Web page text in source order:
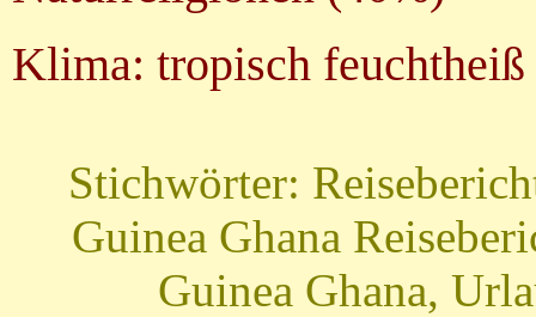
Klima: tropisch feuchtheiß
Stichwörter:
Guinea Ghana
Guinea Ghana,